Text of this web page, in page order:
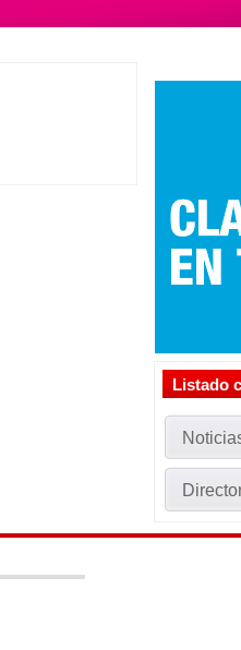
Listado